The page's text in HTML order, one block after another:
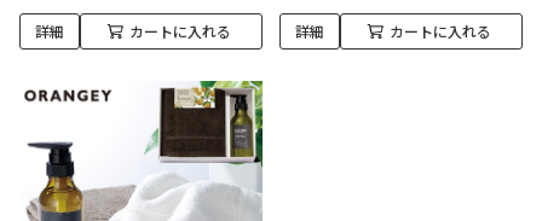
詳細 カートに入れる 詳細 カートに入れる